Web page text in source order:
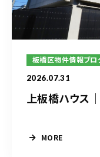
板橋区物件情報ブロ
2026.07.31
上板橋ハウス
MORE